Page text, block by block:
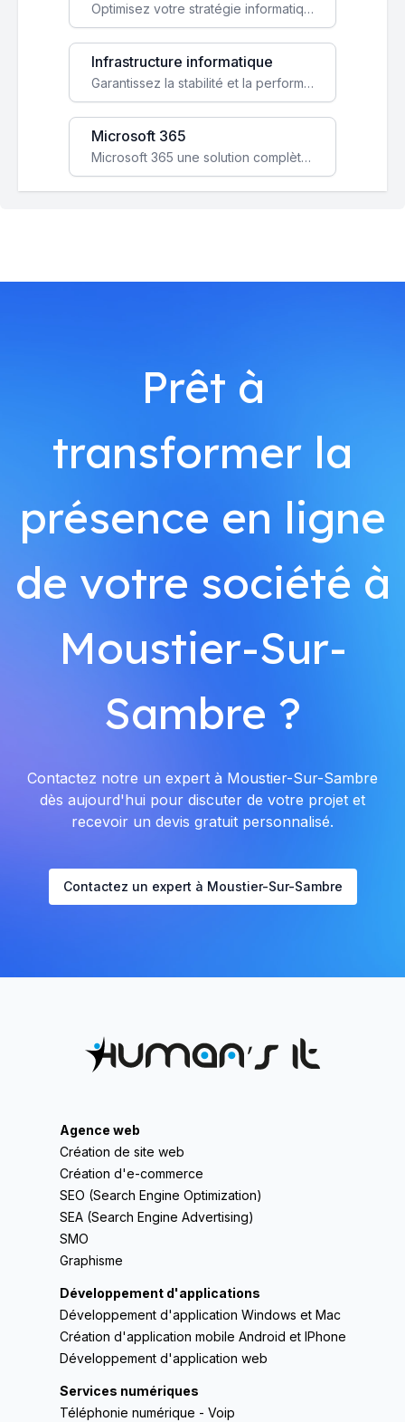
Optimisez votre stratégie informatique avec l'expertise de nos consultants pour améliorer votre efficacité et sécurité.
Infrastructure informatique
Garantissez la stabilité et la performance de votre entreprise avec une infrastructure IT sécurisée et évolutive.
Microsoft 365
Microsoft 365 une solution complète qui booste votre productivité, renforce la sécurité de vos données et facilite la collaboration.
Prêt à
transformer la
présence en ligne
de votre société à
Moustier-Sur-
Sambre ?
Contactez notre un expert à Moustier-Sur-Sambre
dès aujourd'hui pour discuter de votre projet et
recevoir un devis gratuit personnalisé.
Contactez un expert à Moustier-Sur-Sambre
Agence web
Création de site web
Création d'e-commerce
SEO (Search Engine Optimization)
SEA (Search Engine Advertising)
SMO
Graphisme
Développement d'applications
Développement d'application Windows et Mac
Création d'application mobile Android et IPhone
Développement d'application web
Services numériques
Téléphonie numérique - Voip